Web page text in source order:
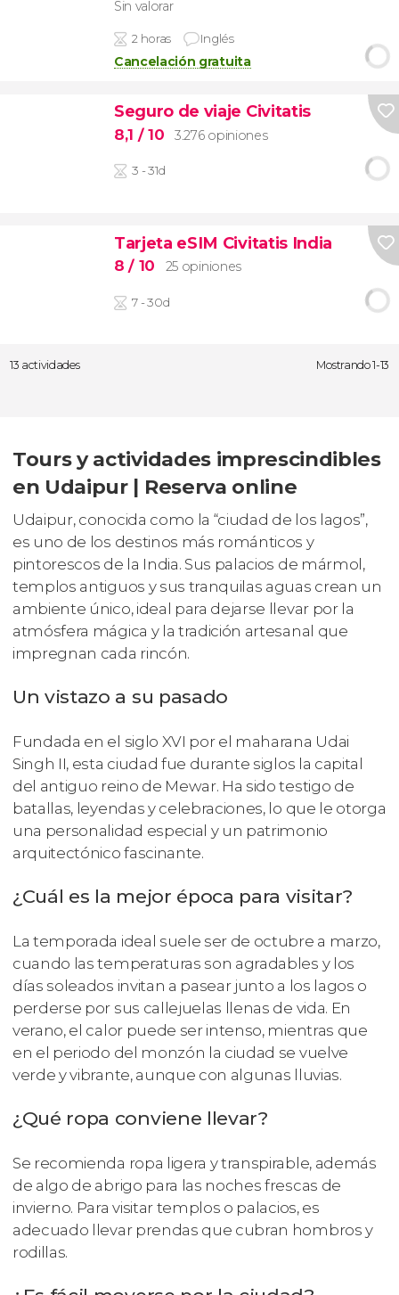
Sin valorar
2 horas Inglés
Cancelación gratuita
Seguro de viaje Civitatis
8,1 / 10 3.276 opiniones
3 - 31d
Tarjeta eSIM Civitatis India
8/ 10 25 opiniones
7 - 30d
13 actividades Mostrando 1-13
Tours y actividades imprescindibles
en Udaipur | Reserva online
Udaipur, conocida como la “ciudad de los lagos”,
es uno de los destinos más románticos y
pintorescos de la India. Sus palacios de mármol,
templos antiguos y sus tranquilas aguas crean un
ambiente único, ideal para dejarse llevar por la
atmósfera mágica y la tradición artesanal que
impregnan cada rincón.
Un vistazo a su pasado
Fundada en el siglo XVI por el maharana Udai
Singh II, esta ciudad fue durante siglos la capital
del antiguo reino de Mewar. Ha sido testigo de
batallas, leyendas y celebraciones, lo que le otorga
una personalidad especial y un patrimonio
arquitectónico fascinante.
¿Cuál es la mejor época para visitar?
La temporada ideal suele ser de octubre a marzo,
cuando las temperaturas son agradables y los
días soleados invitan a pasear junto a los lagos o
perderse por sus callejuelas llenas de vida. En
verano, el calor puede ser intenso, mientras que
en el periodo del monzón la ciudad se vuelve
verde y vibrante, aunque con algunas lluvias.
¿Qué ropa conviene llevar?
Se recomienda ropa ligera y transpirable, además
de algo de abrigo para las noches frescas de
invierno. Para visitar templos o palacios, es
adecuado llevar prendas que cubran hombros y
rodillas.